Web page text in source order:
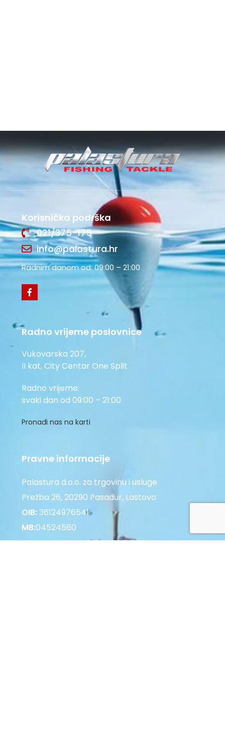
Korisnička podrška
021/375-175
info@palastura.hr
Radnim danom od: 09:00 – 21:00
Radno vrijeme poslovnice
Vukovarska 207,
II kat, City Centar One Split
Radno vrijeme:
svaki dan od 09:00 – 21:00
Pronađi nas na karti
Pravne informacije
Palastura d.o.o. za trgovinu i usluge
Prežba 26, 20290 Pasadur, Lastovo
OIB:36124976541
MB:04524560